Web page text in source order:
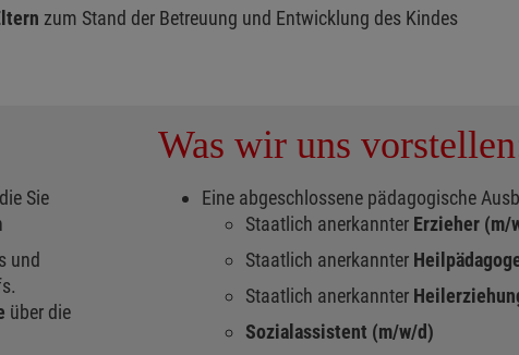
zum Stand der Betreuung und Entwicklung des Kindes
Sie
und
über die
Was wir uns
Eine abgeschlossene pädagogische
Staatlich anerkannter Erzieher (m/
Staatlich anerkannter
Staatlich anerkannter
Sozialassistent (m/w/d)